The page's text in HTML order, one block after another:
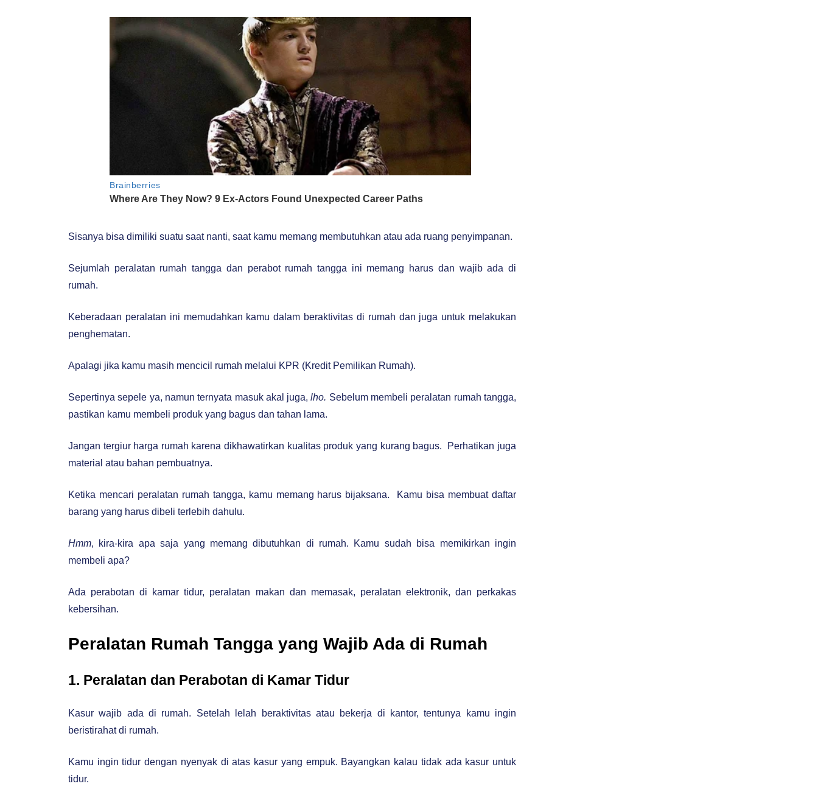
Sisanya bisa dimiliki suatu saat nanti, saat kamu memang membutuhkan atau ada ruang penyimpanan.
Sejumlah peralatan rumah tangga dan perabot rumah tangga ini memang harus dan wajib ada di
rumah.
Keberadaan peralatan ini memudahkan kamu dalam beraktivitas di rumah dan juga untuk melakukan
penghematan.
Apalagi jika kamu masih mencicil rumah melalui KPR (Kredit Pemilikan Rumah).
Sepertinya sepele ya, namun ternyata masuk akal juga,lho. Sebelum membeli peralatan rumah tangga,
pastikan kamu membeli produk yang bagus dan tahan lama.
Jangan tergiur harga rumah karena dikhawatirkan kualitas produk yang kurang bagus. Perhatikan juga
material atau bahan pembuatnya.
Ketika mencari peralatan rumah tangga, kamu memang harus bijaksana.
Kamu bisa membuat daftar
barang yang harus dibeli terlebih dahulu.
Hmm, kira-kira apa saja yang memang dibutuhkan di rumah. Kamu sudah bisa memikirkan ingin
membeli apa?
Ada perabotan di kamar tidur, peralatan makan dan memasak, peralatan elektronik, dan perkakas
kebersihan.
Peralatan Rumah Tangga yang Wajib Ada di Rumah
1. Peralatan dan Perabotan di Kamar Tidur
Kasur wajib ada di rumah. Setelah lelah beraktivitas atau bekerja di kantor, tentunya kamu ingin
beristirahat di rumah.
Kamu ingin tidur dengan nyenyak di atas kasur yang empuk. Bayangkan kalau tidak ada kasur untuk
tidur.